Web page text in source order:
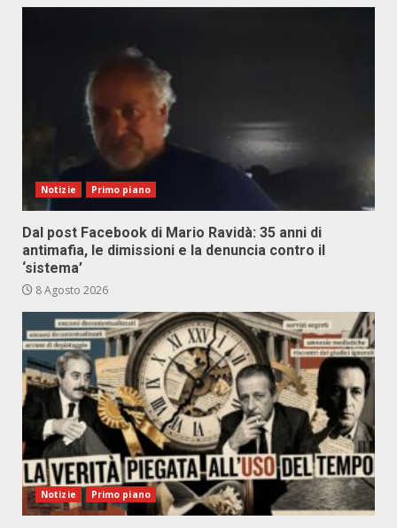
Notizie Primo piano
Dal post Facebook di Mario Ravidà: 35 anni di
antimafia, le dimissioni e la denuncia contro il
‘sistema’
8 Agosto 2026
Notizie Primo piano